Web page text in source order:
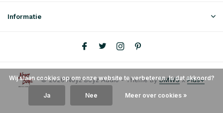
Informatie
© 2026 Noyz Boyz Audio - Theme ByDMWSxPlus+
Wij slaan cookies op om onze website te verbeteren. Is dat akkoord?
Ja Nee Meer over cookies »